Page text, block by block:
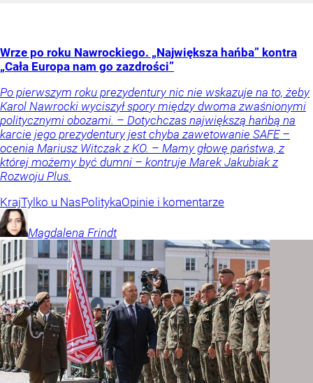
Wrze po roku Nawrockiego. „Największa hańba” kontra
„Cała Europa nam go zazdrości”
Po pierwszym roku prezydentury nic nie wskazuje na to, żeby
Karol Nawrocki wyciszył spory między dwoma zwaśnionymi
politycznymi obozami. – Dotychczas największą hańbą na
karcie jego prezydentury jest chyba zawetowanie SAFE –
ocenia Mariusz Witczak z KO. – Mamy głowę państwa, z
której możemy być dumni – kontruje Marek Jakubiak z
Rozwoju Plus.
KrajTylko u NasPolitykaOpinie i komentarze
Magdalena Frindt